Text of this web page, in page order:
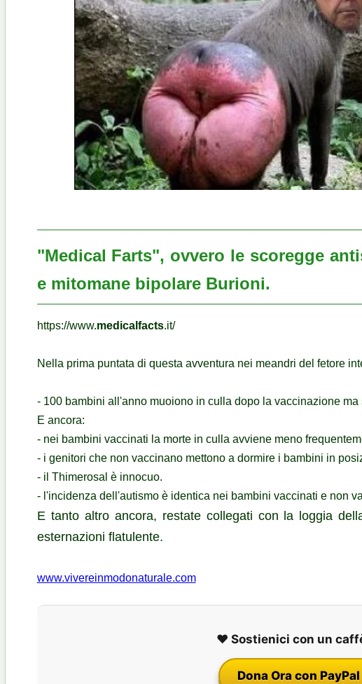
"Medical Farts", ovvero le scoregge
e mitomane bipolare Burioni.
https://www.medicalfacts.it/
Nella prima puntata di questa avventura nei meandri del fetore
- 100 bambini all'anno muoiono in culla dopo la vaccinazione ma
E ancora:
- nei bambini vaccinati la morte in culla avviene meno
- i genitori che non vaccinano mettono a dormire i bambini in
- il Thimerosal è innocuo.
- l'incidenza dell'autismo è identica nei bambini vaccinati e non
E tanto altro ancora, restate collegati con la loggia
esternazioni flatulente.
www.vivereinmodonaturale.com
❤️ Sostienici con un
Dona Ora con PayPal